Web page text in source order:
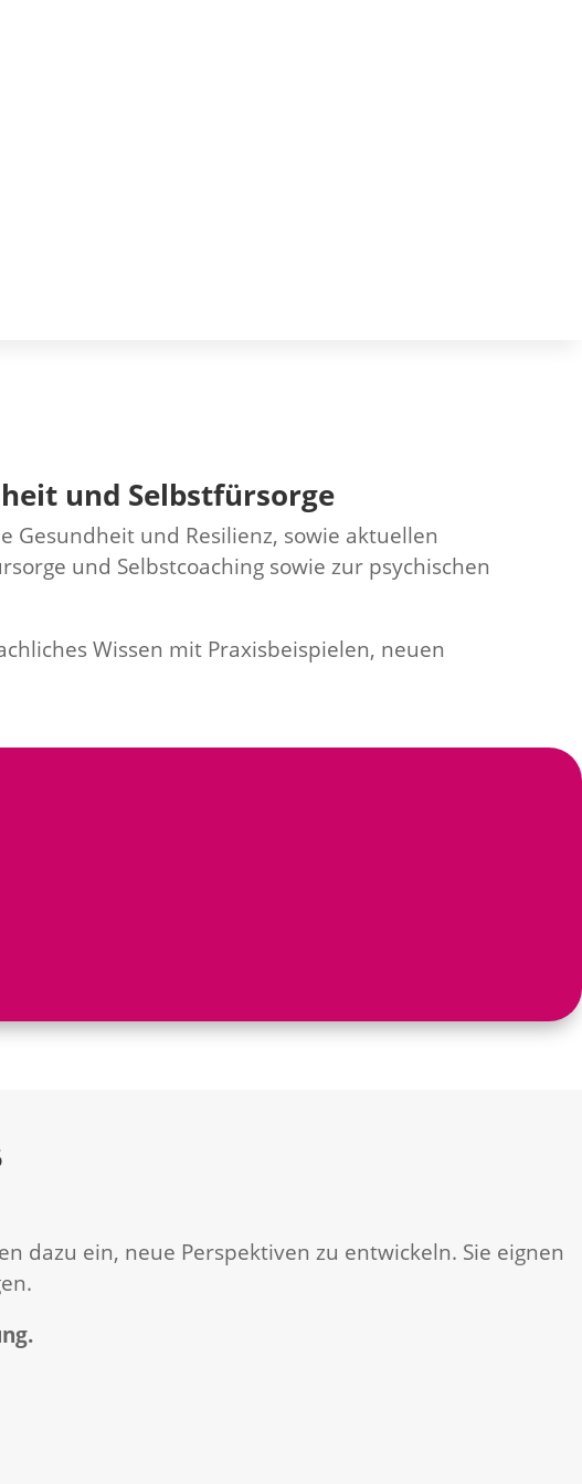
und Selbstfürsorge
Gesundheit und Resilienz, sowie aktuellen
und Selbstcoaching sowie zur psychischen
Wissen mit Praxisbeispielen, neuen
dazu ein, neue Perspektiven zu entwickeln. Sie eignen